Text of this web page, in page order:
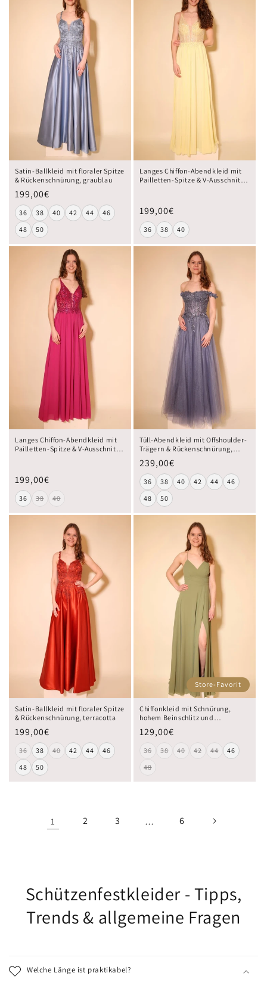
Satin-Ballkleid mit floraler Spitze
& Rückenschnürung, graublau
199,00€
36 38 40 42 44
46
48
50
Langes Chiffon-Abendkleid mit
Pailletten-Spitze & V-Ausschnitt,
199,00€
36 38 40
Langes Chiffon-Abendkleid mit
Pailletten-Spitze & V-Ausschnitt,
199,00€
36 38 40
Tüll-Abendkleid mit Offshoulder-
Trägern & Rückenschnürung,
239,00€
36 38 40 42 44
46
48
50
Satin-Ballkleid mit floraler Spitze
& Rückenschnürung, terracotta
199,00€
36 38 40 42 44
46
48
50
Store-Favorit
Chiffonkleid mit Schnürung,
hohem Beinschlitz und
Raffungen, oliv
129,00€
36 38 40 42 44
46
48
1 2 3 … 6
Schützenfestkleider - Tipps,
Trends & allgemeine Fragen
Welche Länge ist praktikabel?